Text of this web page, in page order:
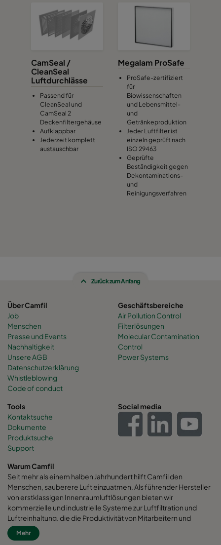
CamSeal /
CleanSeal
Luftdurchlässe
Passend für
CleanSeal und
CamSeal 2
Deckenfiltergehäuse
Aufklappbar
Jederzeit komplett
austauschbar
Megalam ProSafe
ProSafe-zertifiziert
für
Biowissenschaften
und Lebensmittel-
und
Getränkeproduktion
Jeder Luftfilter ist
einzeln geprüft nach
ISO 29463
Geprüfte
Beständigkeit gegen
Dekontaminations-
und
Reinigungsverfahren
Zurück zum Anfang
Über Camfil
Job
Menschen
Presse und Events
Nachhaltigkeit
Unsere AGB
Datenschutzerklärung
Whistleblowing
Code of conduct
Geschäftsbereiche
Air Pollution Control
Filterlösungen
Molecular Contamination
Control
Power Systems
Tools
Kontaktsuche
Dokumente
Produktsuche
Support
Social media
Warum Camfil
Seit mehr als einem halben Jahrhundert hilft Camfil den
Menschen, sauberere Luft einzuatmen. Als führender Hersteller
von erstklassigen Innenraumluftlösungen bieten wir
kommerzielle und industrielle Systeme zur Luftfiltration und
Luftreinhaltung, die die Produktivität von Mitarbeitern und
Maschinen verbessern, den Energieverbrauch minimieren und
die menschliche Gesundheit und die Umwelt fördern. Wir sind
Mehr